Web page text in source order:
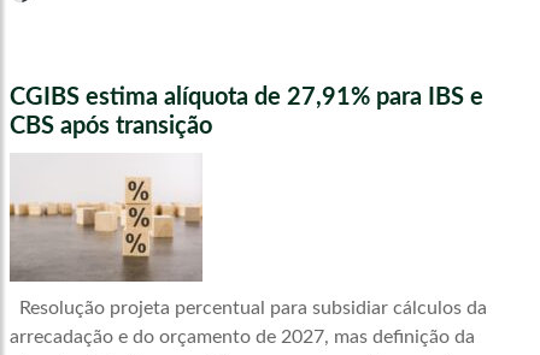
CGIBS estima alíquota de 27,91% para IBS e
CBS após transição
Resolução projeta percentual para subsidiar cálculos da
arrecadação e do orçamento de 2027, mas definição da